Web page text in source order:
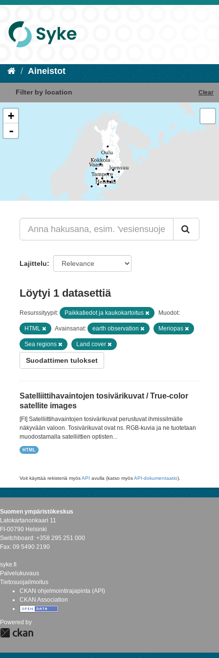
Aineistot
Filter by location Clear
+
-
Lajittelu
Löytyi 1 datasettiä
Resurssityypit: Paikkatiedot ja kaukokartoitus Muodot:
HTML Avainsanat: earth observation Meriopas
Sea regions Land cover
Suodattimen tulokset
Satelliittihavaintojen tosivärikuvat / True-color
satellite images
[FI] Satelliittihavaintojen tosivärikuvat perustuvat ihmissilmälle
näkyvään valoon. Tosivärikuvat ovat ns. RGB-kuvia ja ne tuotetaan
muodostamalla satelliittien optisten...
HTML
Voit käyttää rekisteriä myösAPI avulla (katso myösAPI-dokumentaatio).
Suomen ympäristökeskus
Latokartanonkaari 11
FI-00790 Helsinki
Switchboard: +358 295 251 000
Fax: 09 5490 2190
syke.fi
Palvelukuvaus
Tietosuojailmoitus
CKAN ohjelmointirajapinta (API)
CKAN Association
Powered by